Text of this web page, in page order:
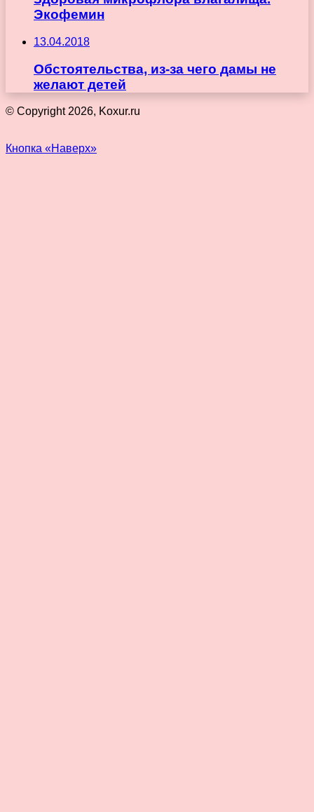
Экофемин
13.04.2018
Обстоятельства, из-за чего дамы не
желают детей
© Copyright 2026, Koxur.ru
Кнопка «Наверх»